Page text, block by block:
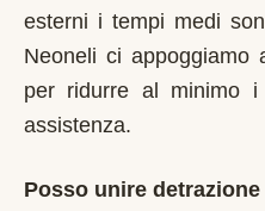
esterni i tempi medi
Neoneli ci appoggiamo
per ridurre al minimo
assistenza.
Posso unire